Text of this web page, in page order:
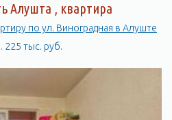
Алушта , квартира
по ул. Виноградная в Алуште
225 тыс. руб.